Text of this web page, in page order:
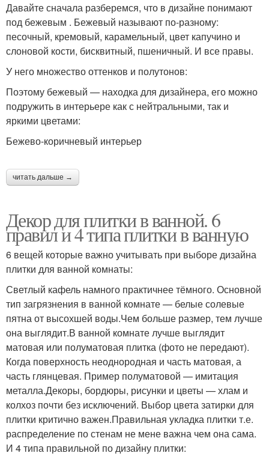
Давайте сначала разберемся, что в дизайне понимают
под бежевым . Бежевый называют по-разному:
песочный, кремовый, карамельный, цвет капучино и
слоновой кости, бисквитный, пшеничный. И все правы.
У него множество оттенков и полутонов:
Поэтому бежевый — находка для дизайнера, его можно
подружить в интерьере как с нейтральными, так и
яркими цветами:
Бежево-коричневый интерьер
читать дальше →
Декор для плитки в ванной. 6
правил и 4 типа плитки в ванную
6 вещей которые важно учитывать при выборе дизайна
плитки для ванной комнаты:
Светлый кафель намного практичнее тёмного. Основной
тип загрязнения в ванной комнате — белые солевые
пятна от высохшей воды.Чем больше размер, тем лучше
она выглядит.В ванной комнате лучше выглядит
матовая или полуматовая плитка (фото не передают).
Когда поверхность неоднородная и часть матовая, а
часть глянцевая. Пример полуматовой — имитация
металла.Декоры, бордюры, рисунки и цветы — хлам и
колхоз почти без исключений. Выбор цвета затирки для
плитки критично важен.Правильная укладка плитки т.е.
распределение по стенам не мене важна чем она сама.
И 4 типа правильной по дизайну плитки: